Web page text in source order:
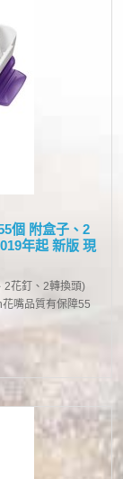
個 附盒子、2
年起 新版 現
2花釘、2轉換頭)
嘴品質有保障55